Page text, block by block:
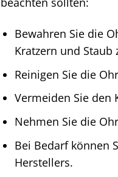
Bewahren Sie die
Kratzern und Staub
Reinigen Sie die
Vermeiden Sie den
Nehmen Sie die
Bei Bedarf können
Herstellers.